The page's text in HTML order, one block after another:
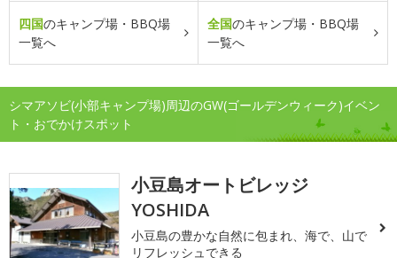
四国のキャンプ場・BBQ場
一覧へ
全国のキャンプ場・BBQ場
一覧へ
シマアソビ(小部キャンプ場)周辺のGW(ゴールデンウィーク)イベン
ト・おでかけスポット
小豆島オートビレッジ
YOSHIDA
小豆島の豊かな自然に包まれ、海で、山で
リフレッシュできる